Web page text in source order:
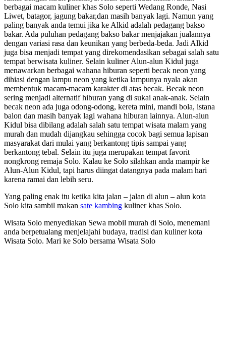
berbagai macam kuliner khas Solo seperti Wedang Ronde, Nasi
Liwet, batagor, jagung bakar,dan masih banyak lagi. Namun yang
paling banyak anda temui jika ke Alkid adalah pedagang bakso
bakar. Ada puluhan pedagang bakso bakar menjajakan jualannya
dengan variasi rasa dan keunikan yang berbeda-beda. Jadi Alkid
juga bisa menjadi tempat yang direkomendasikan sebagai salah satu
tempat berwisata kuliner. Selain kuliner Alun-alun Kidul juga
menawarkan berbagai wahana hiburan seperti becak neon yang
dihiasi dengan lampu neon yang ketika lampunya nyala akan
membentuk macam-macam karakter di atas becak. Becak neon
sering menjadi alternatif hiburan yang di sukai anak-anak. Selain
becak neon ada juga odong-odong, kereta mini, mandi bola, istana
balon dan masih banyak lagi wahana hiburan lainnya. Alun-alun
Kidul bisa dibilang adalah salah satu tempat wisata malam yang
murah dan mudah dijangkau sehingga cocok bagi semua lapisan
masyarakat dari mulai yang berkantong tipis sampai yang
berkantong tebal. Selain itu juga merupakan tempat favorit
nongkrong remaja Solo. Kalau ke Solo silahkan anda mampir ke
Alun-Alun Kidul, tapi harus diingat datangnya pada malam hari
karena ramai dan lebih seru.
Yang paling enak itu ketika kita jalan – jalan di alun – alun kota
Solo kita sambil makan sate kambing kuliner khas Solo.
Wisata Solo menyediakan Sewa mobil murah di Solo, menemani
anda berpetualang menjelajahi budaya, tradisi dan kuliner kota
Wisata Solo. Mari ke Solo bersama Wisata Solo